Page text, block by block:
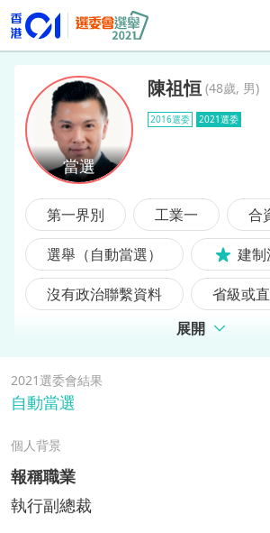
陳祖恒
陳祖恒 (48歲, 男)
2016選委 2021選委
第一界別 工業一
合
選舉（自動當選）
建制
沒有政治聯繫資料
省級或
展開
2021選委會結果
自動當選
個人背景
報稱職業
執行副總裁